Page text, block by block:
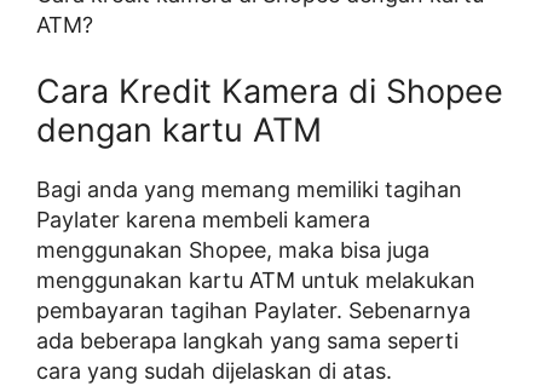
ATM?
Cara Kredit Kamera di Shopee
dengan kartu ATM
Bagi anda yang memang memiliki tagihan
Paylater karena membeli kamera
menggunakan Shopee, maka bisa juga
menggunakan kartu ATM untuk melakukan
pembayaran tagihan Paylater. Sebenarnya
ada beberapa langkah yang sama seperti
cara yang sudah dijelaskan di atas.